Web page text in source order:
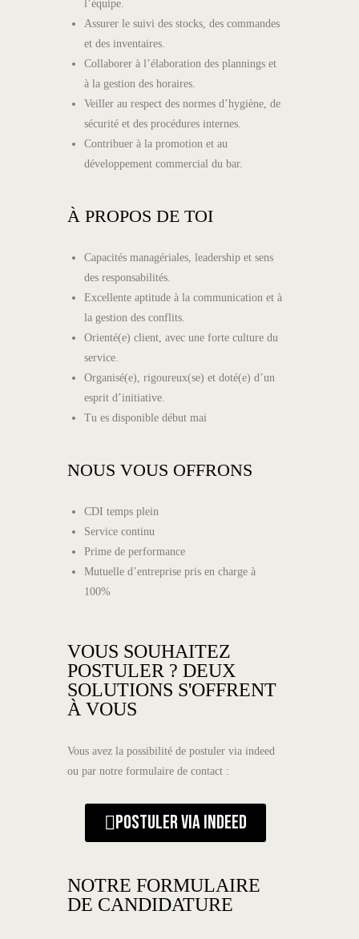
l’équipe.
Assurer le suivi des stocks, des commandes
et des inventaires.
Collaborer à l’élaboration des plannings et
à la gestion des horaires.
Veiller au respect des normes d’hygiène, de
sécurité et des procédures internes.
Contribuer à la promotion et au
développement commercial du bar.
À PROPOS DE TOI
Capacités managériales, leadership et sens
des responsabilités.
Excellente aptitude à la communication et à
la gestion des conflits.
Orienté(e) client, avec une forte culture du
service.
Organisé(e), rigoureux(se) et doté(e) d’un
esprit d’initiative.
Tu es disponible début mai
NOUS VOUS OFFRONS
CDI temps plein
Service continu
Prime de performance
Mutuelle d’entreprise pris en charge à
100%
VOUS SOUHAITEZ
POSTULER ? DEUX
SOLUTIONS S'OFFRENT
À VOUS
Vous avez la possibilité de postuler via indeed
ou par notre formulaire de contact :
Postuler via indeed
NOTRE FORMULAIRE
DE CANDIDATURE